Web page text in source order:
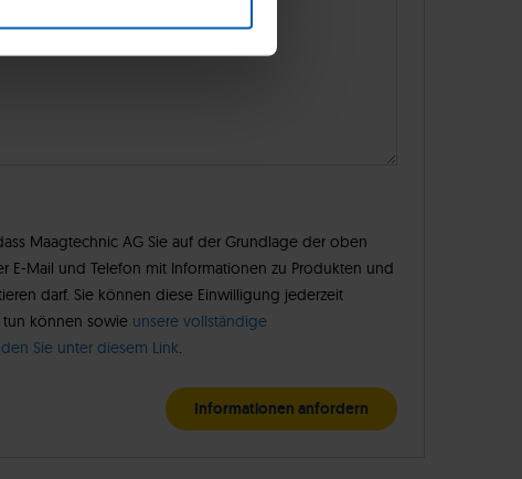
Maagtechnic AG Sie auf der Grundlage der oben
E-Mail und Telefon mit Informationen zu Produkten und
darf. Sie können diese Einwilligung jederzeit
tun können sowie unsere vollständige
Sie unter diesem Link.
Informationen anfordern